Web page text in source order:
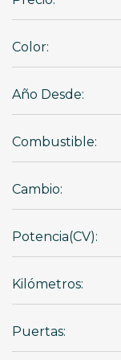
Color:
Año Desde:
Combustible:
Cambio:
Potencia(CV):
Kilómetros:
Puertas: